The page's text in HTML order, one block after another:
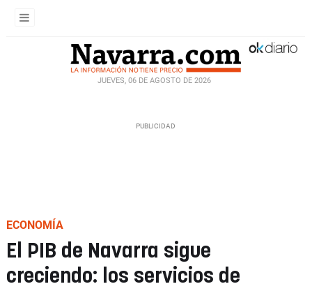
JUEVES, 06 DE AGOSTO DE 2026
ECONOMÍA
El PIB de Navarra sigue
creciendo: los servicios de